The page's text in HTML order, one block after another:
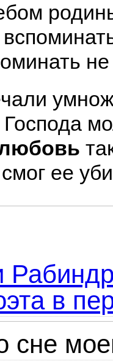
ее
в
сне